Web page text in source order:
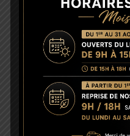
Nous trouvons le
soit la marque, sous